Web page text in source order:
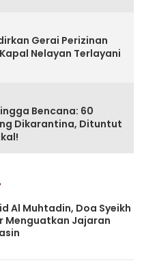
Gerai Perizinan
Nelayan Terlayani
Bencana: 60
Dikarantina, Dituntut
Al Muhtadin, Doa Syeikh
Menguatkan Jajaran